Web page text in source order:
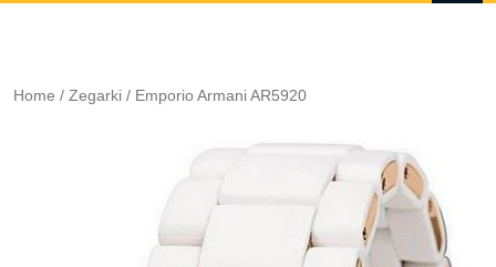
Home / Zegarki / Emporio Armani AR5920